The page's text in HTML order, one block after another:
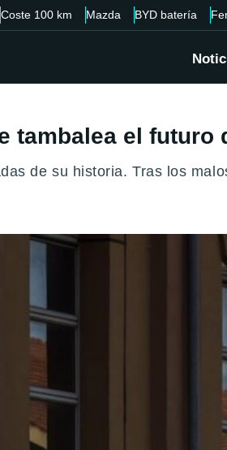
Coste 100 km Mazda BYD batería
tambalea el futuro
de su historia. Tras los